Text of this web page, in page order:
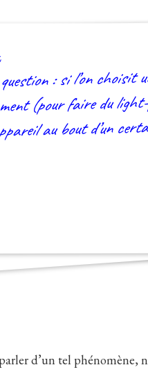
question : si l’on choisit
(pour faire du
au bout d’un
d’un tel phénomène,